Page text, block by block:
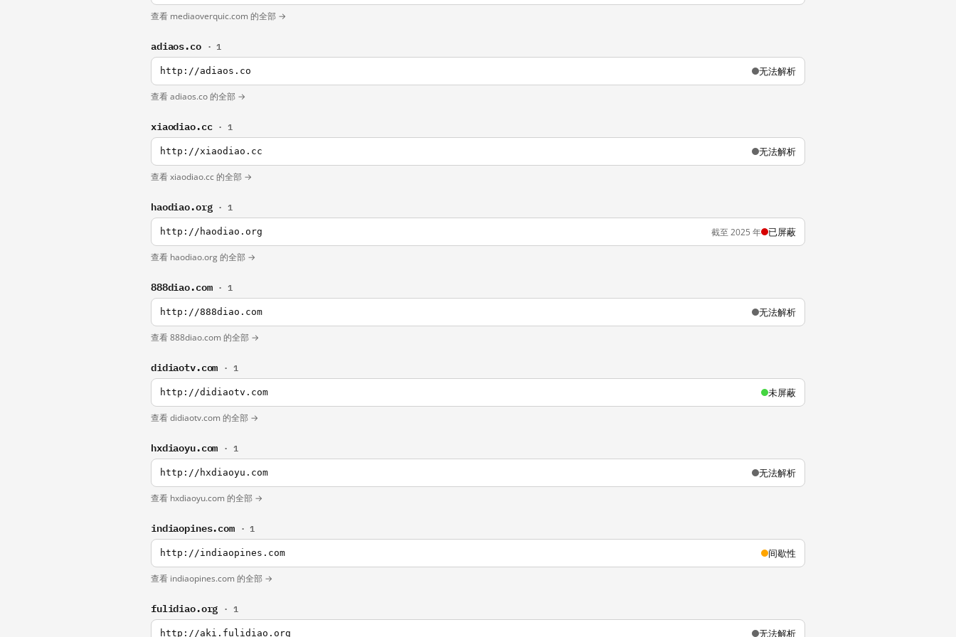
查看 mediaoverquic.com 的全部 →
adiaos.co · 1
http://adiaos.co 无法解析
查看 adiaos.co 的全部 →
xiaodiao.cc · 1
http://xiaodiao.cc 无法解析
查看 xiaodiao.cc 的全部 →
haodiao.org · 1
http://haodiao.org 截至 2025 年 已屏蔽
查看 haodiao.org 的全部 →
888diao.com · 1
http://888diao.com 无法解析
查看 888diao.com 的全部 →
didiaotv.com · 1
http://didiaotv.com 未屏蔽
查看 didiaotv.com 的全部 →
hxdiaoyu.com · 1
http://hxdiaoyu.com 无法解析
查看 hxdiaoyu.com 的全部 →
indiaopines.com · 1
http://indiaopines.com 间歇性
查看 indiaopines.com 的全部 →
fulidiao.org · 1
http://aki.fulidiao.org 无法解析